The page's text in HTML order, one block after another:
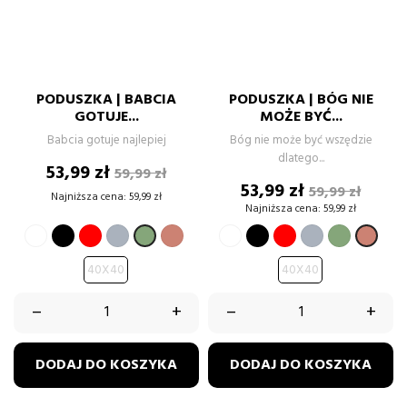
PODUSZKA | BABCIA
GOTUJE...
Babcia gotuje najlepiej
Cena
53,99 złCena
podstawowa
59,99 zł
Najniższa cena: 59,99 zł
BIAŁYCZARNYCZERWONY
SZARYZIELONYBRUDNY
40X40
– +
DODAJ DO KOSZYKA
PODUSZKA | BÓG NIE
MOŻE BYĆ...
Bóg nie może być wszędzie
dlatego...
Cena
53,99 złCena
59,99 zł
Najniższa cena: 59,99 zł
BIAŁYCZARNYCZERWONY
SZARYZIELONY
40X40
– +
DODAJ DO KOSZYKA